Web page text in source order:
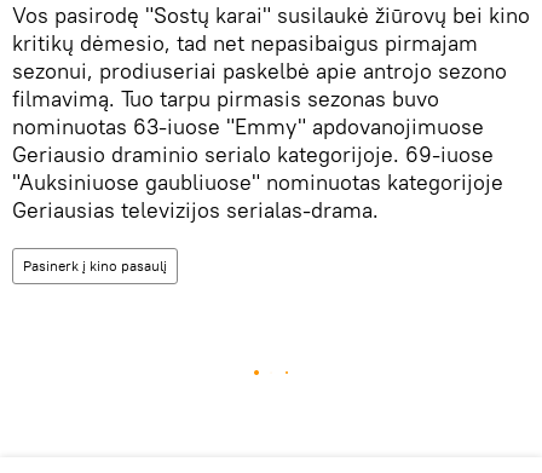
Vos pasirodę "Sostų karai" susilaukė žiūrovų bei kino
kritikų dėmesio, tad net nepasibaigus pirmajam
sezonui, prodiuseriai paskelbė apie antrojo sezono
filmavimą. Tuo tarpu pirmasis sezonas buvo
nominuotas 63-iuose "Emmy" apdovanojimuose
Geriausio draminio serialo kategorijoje. 69-iuose
"Auksiniuose gaubliuose" nominuotas kategorijoje
Geriausias televizijos serialas-drama.
Pasinerk į kino pasaulį